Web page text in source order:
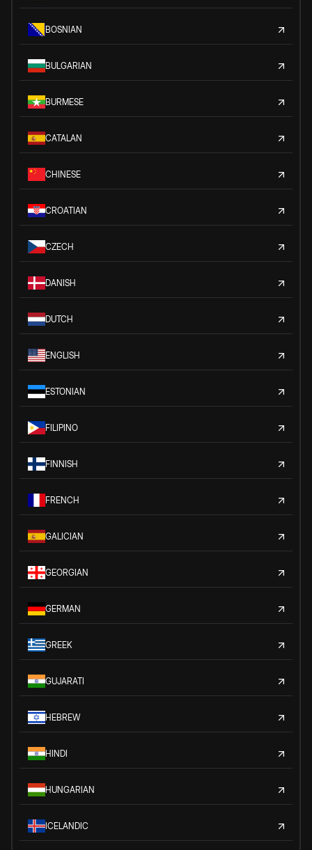
BOSNIAN
BULGARIAN
BURMESE
CATALAN
CHINESE
CROATIAN
CZECH
DANISH
DUTCH
ENGLISH
ESTONIAN
FILIPINO
FINNISH
FRENCH
GALICIAN
GEORGIAN
GERMAN
GREEK
GUJARATI
HEBREW
HINDI
HUNGARIAN
ICELANDIC